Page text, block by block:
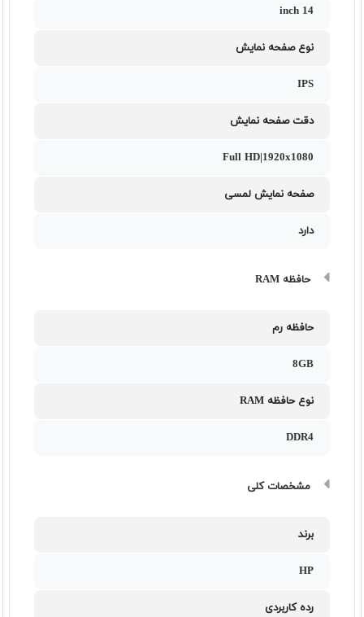
14 inch
نوع صفحه نمایش
IPS
دقت صفحه نمایش
Full HD|1920x1080
صفحه نمایش لمسی
دارد
حافظه RAM
حافظه رم
8GB
نوع حافظه RAM
DDR4
مشخصات کلی
برند
HP
رده کاربردی